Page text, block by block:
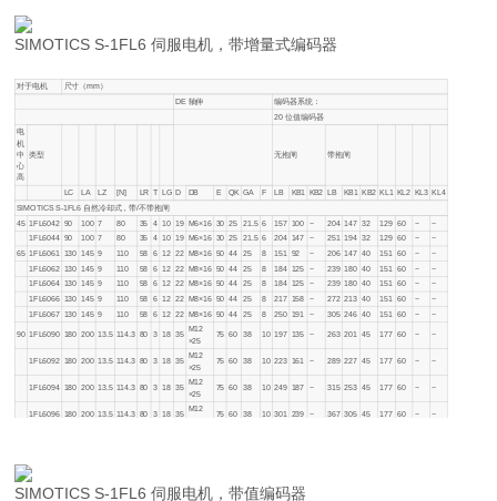
SIMOTICS S-1FL6 伺服电机，带增量式编码器
对于电机
尺寸（mm）
DE 轴伸
编码器系统：
20 位值编码器
电
机
中
心
高
类型 无抱闸 带抱闸
LC LA LZ [N] LR T LG D DB E QK GA F LB KB1 KB2 LB KB1 KB2 KL1 KL2 KL3 KL4
SIMOTICS S-1FL6 自然冷却式，带/不带抱闸
45 1FL6042 90 100 7 80 35 4 10 19 M6×16 30 25 21.5 6 157 100 − 204 147 32 129 60 − −
1FL6044 90 100 7 80 35 4 10 19 M6×16 30 25 21.5 6 204 147 − 251 194 32 129 60 − −
65 1FL6061 130 145 9 110 58 6 12 22 M8×16 50 44 25 8 151 92 − 206 147 40 151 60 −
−
1FL6062 130 145 9 110 58 6 12 22 M8×16 50 44 25 8 184 125 − 239 180 40 151 60 −
−
1FL6064 130 145 9 110 58 6 12 22 M8×16 50 44 25 8 184 125 − 239 180 40 151 60 −
−
1FL6066 130 145 9 110 58 6 12 22 M8×16 50 44 25 8 217 158 − 272 213 40 151 60 −
−
1FL6067 130 145 9 110 58 6 12 22 M8×16 50 44 25 8 250 191 − 305 246 40 151 60 − −
90 1FL6090 180 200 13.5 114.3 80 3 18 35
M12
×25
75 60 38 10 197 135 − 263 201 45 177 60 − −
1FL6092 180 200 13.5 114.3 80 3 18 35
M12
×25
75 60 38 10 223 161 − 289 227 45 177 60 − −
1FL6094 180 200 13.5 114.3 80 3 18 35
M12
×25
75 60 38 10 249 187 − 315 253 45 177 60 − −
1FL6096 180 200 13.5 114.3 80 3 18 35
M12
75 60 38 10 301 239 − 367 305 45 177 60 − −
SIMOTICS S-1FL6 伺服电机，带值编码器